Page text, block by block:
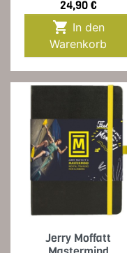
Preis
24,90 €

Warenkorb
Jerry Moffatt